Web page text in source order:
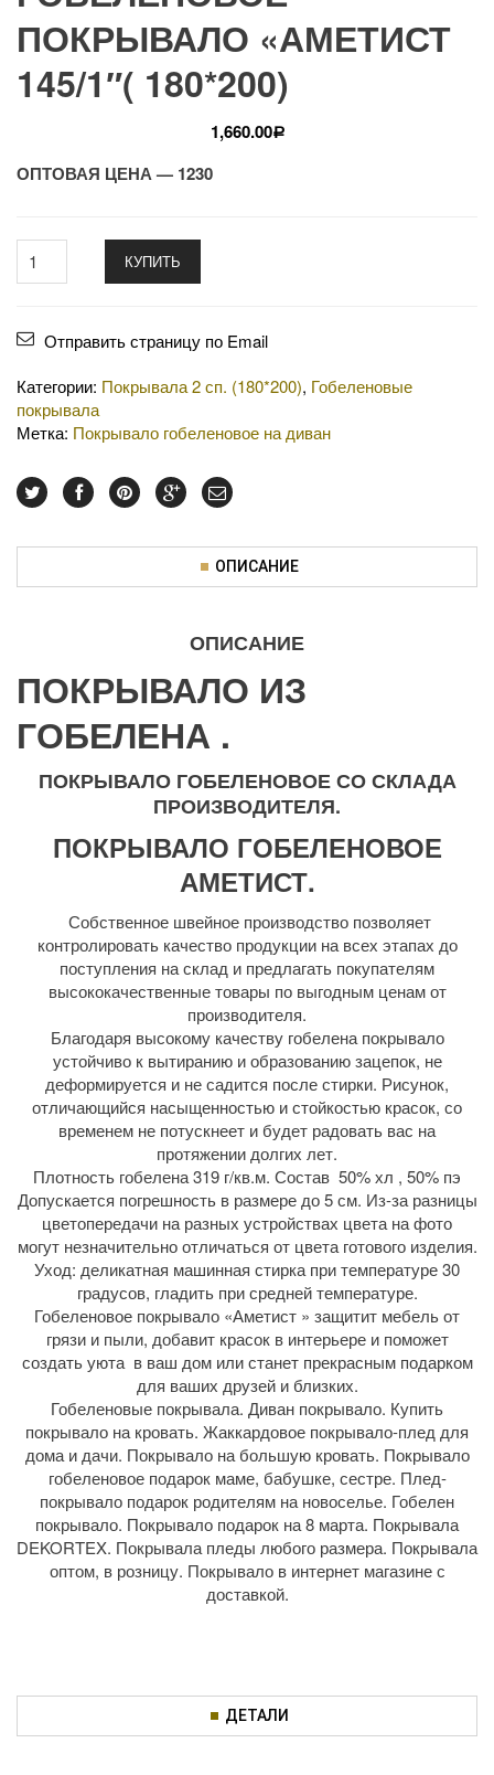
ПОКРЫВАЛО «АМЕТИСТ
145/1″( 180*200)
1,660.00Р
ОПТОВАЯ ЦЕНА — 1230
КУПИТЬ
Отправить страницу по Email
Категории: Покрывала 2 сп. (180*200), Гобеленовые
покрывала
Метка: Покрывало гобеленовое на диван
ОПИСАНИЕ
ОПИСАНИЕ
ПОКРЫВАЛО ИЗ
ГОБЕЛЕНА .
ПОКРЫВАЛО ГОБЕЛЕНОВОЕ СО СКЛАДА
ПРОИЗВОДИТЕЛЯ.
ПОКРЫВАЛО ГОБЕЛЕНОВОЕ
АМЕТИСТ.
Собственное швейное производство позволяет
контролировать качество продукции на всех этапах до
поступления на склад и предлагать покупателям
высококачественные товары по выгодным ценам от
производителя.
Благодаря высокому качеству гобелена покрывало
устойчиво к вытиранию и образованию зацепок, не
деформируется и не садится после стирки. Рисунок,
отличающийся насыщенностью и стойкостью красок, со
временем не потускнеет и будет радовать вас на
протяжении долгих лет.
Плотность гобелена 319 г/кв.м. Состав 50% хл , 50% пэ
Допускается погрешность в размере до 5 см. Из-за разницы
цветопередачи на разных устройствах цвета на фото
могут незначительно отличаться от цвета готового изделия.
Уход: деликатная машинная стирка при температуре 30
градусов, гладить при средней температуре.
Гобеленовое покрывало «Аметист » защитит мебель от
грязи и пыли, добавит красок в интерьере и поможет
создать уюта в ваш дом или станет прекрасным подарком
для ваших друзей и близких.
Гобеленовые покрывала. Диван покрывало. Купить
покрывало на кровать. Жаккардовое покрывало-плед для
дома и дачи. Покрывало на большую кровать. Покрывало
гобеленовое подарок маме, бабушке, сестре. Плед-
покрывало подарок родителям на новоселье. Гобелен
покрывало. Покрывало подарок на 8 марта. Покрывала
DEKORTEX. Покрывала пледы любого размера. Покрывала
оптом, в розницу. Покрывало в интернет магазине с
доставкой.
ДЕТАЛИ